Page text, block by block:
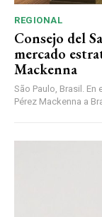
REGIONAL
Consejo del
mercado
Mackenna
São Paulo, Brasil.
Pérez Mackenna a